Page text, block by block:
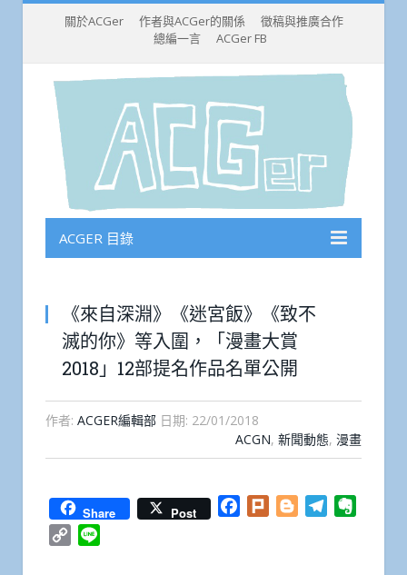
關於ACGer 作者與ACGer的關係
徵稿與推廣合作
總編一言
ACGer FB
ACGER 目錄
《來自深淵》《迷宮飯》《致不
滅的你》等入圍，「漫畫大賞
2018」12部提名作品名單公開
作者: ACGER編輯部 日期: 22/01/2018
ACGN, 新聞動態, 漫畫
Share Post Facebook
Plurk BloggerTelegram
Copy